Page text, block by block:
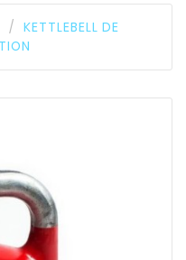
KETTLEBELL DE